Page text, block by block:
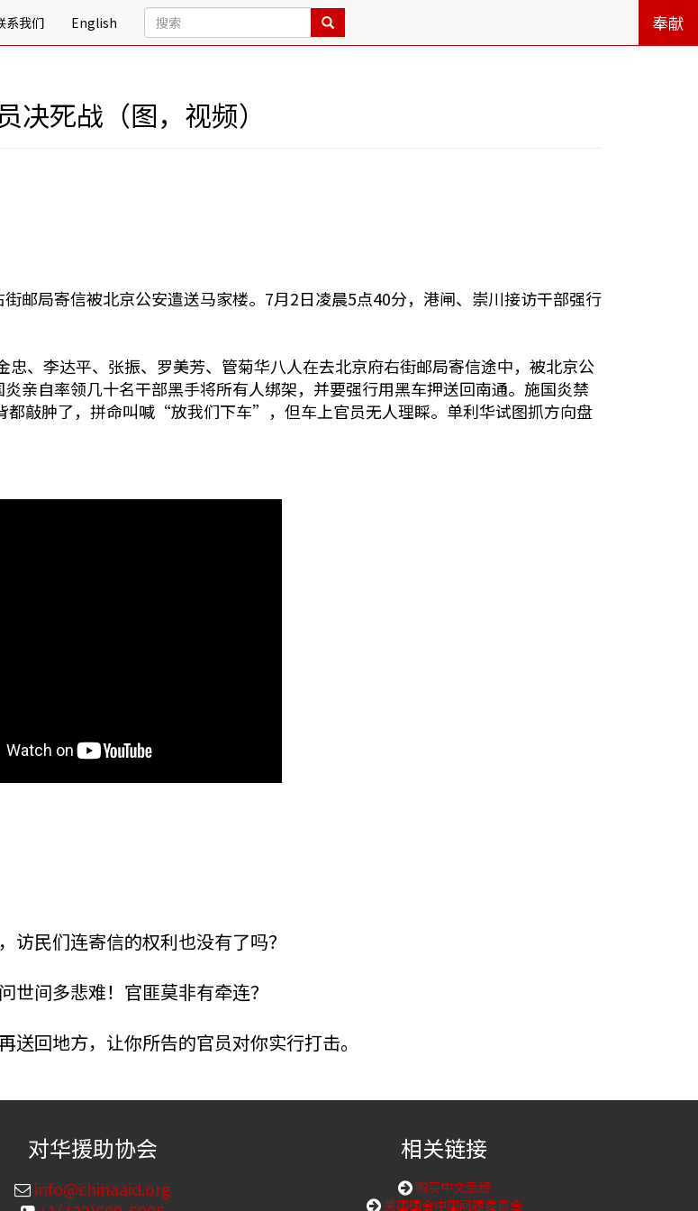
系我们 English 奉献
死战（图，视频）
邮局寄信被北京公安遣送马家楼。7月2日凌晨5点40分，港闸、崇川接访干部强行
、李达平、张振、罗美芳、管菊华八人在去北京府右街邮局寄信途中，被北京公
亲自率领几十名干部黑手将所有人绑架，并要强行用黑车押送回南通。施国炎禁
都敲肿了，拼命叫喊“放我们下车”，但车上官员无人理睬。单利华试图抓方向盘
访民们连寄信的权利也没有了吗？
世间多悲难！官匪莫非有牵连？
送回地方，让你所告的官员对你实行打击。
对华援助协会
info@chinaaid.org
相关链接
购买中文圣经
美国国会中国问题委员会